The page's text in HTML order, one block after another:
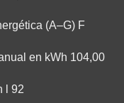
(A–G) F
en kWh 104,00
l 92